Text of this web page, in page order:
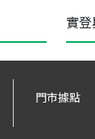
實
門市據點